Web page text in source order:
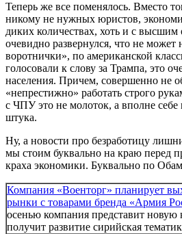
Теперь же все поменялось. Вместо
никому не нужных юристов,
диких количествах, хоть и с высшим
очевидно развернулся, что не может
воротнички», по американской
голосовали к слову за Трампа, это
населения. Причем, совершенно не
«непрестижно» работать строго
с ЧПУ это не молоток, а вполне себе
штука.
Ну, а новости про безработицу
мы стоим буквально на краю перед
краха экономики. Буквально по
Компания «Военторг» планирует
рынки с товарами бренда «Армия
осенью компания представит новую
получит развитие сирийская